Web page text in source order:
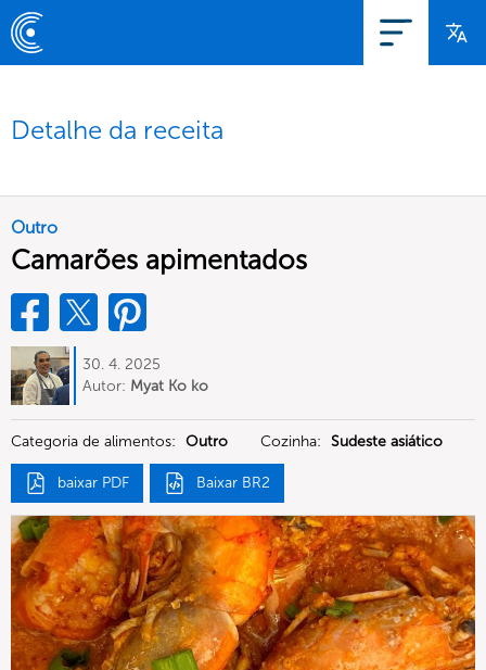
Detalhe da receita
Outro
Camarões apimentados
30. 4. 2025
Autor: Myat Ko ko
Categoria de alimentos: Outro Cozinha: Sudeste asiático
baixar PDF Baixar BR2